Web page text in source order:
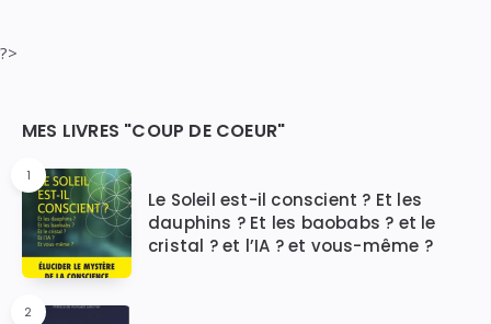
?>
Widgets
MES LIVRES "COUP DE COEUR"
1
Le Soleil est-il conscient ? Et les
dauphins ? Et les baobabs ? et le
cristal ? et l’IA ? et vous-même ?
2